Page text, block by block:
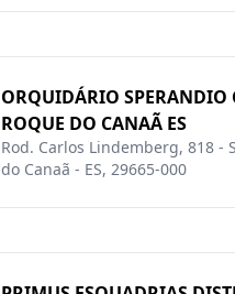
ORQUIDÁRIO SPERANDIO
ROQUE DO CANAÃ ES
Rod. Carlos Lindemberg, 818 -
do Canaã - ES, 29665-000